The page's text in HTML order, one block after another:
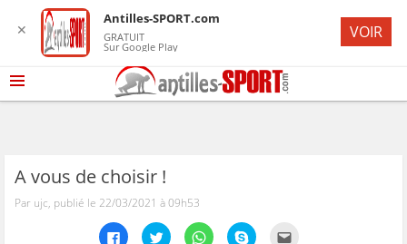
A vous de choisir !
Par ujc, publié le 22/03/2021 à 09h53
C C C C
✕
Antilles-SPORT.com
GRATUIT
Sur Google Play
VOIR